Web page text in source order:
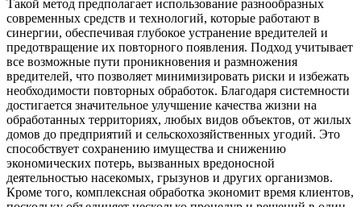
Такой метод предполагает использование разнообразных
современных средств и технологий, которые работают в
синергии, обеспечивая глубокое устранение вредителей и
предотвращение их повторного появления. Подход учитывает
все возможные пути проникновения и размножения
вредителей, что позволяет минимизировать риски и избежать
необходимости повторных обработок. Благодаря системности
достигается значительное улучшение качества жизни на
обработанных территориях, любых видов объектов, от жилых
домов до предприятий и сельскохозяйственных угодий. Это
способствует сохранению имущества и снижению
экономических потерь, вызванных вредоносной
деятельностью насекомых, грызунов и других организмов.
Кроме того, комплексная обработка экономит время клиентов,